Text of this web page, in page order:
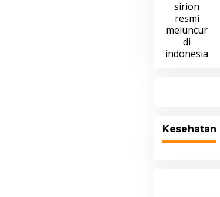
Kesehatan